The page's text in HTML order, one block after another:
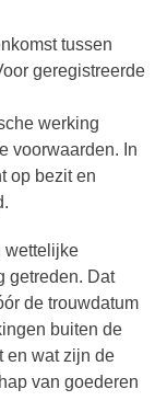
tussen
geregistreerde
werking
voorwaarden. In
op bezit en
wettelijke
getreden. Dat
de trouwdatum
buiten de
en wat zijn de
van goederen